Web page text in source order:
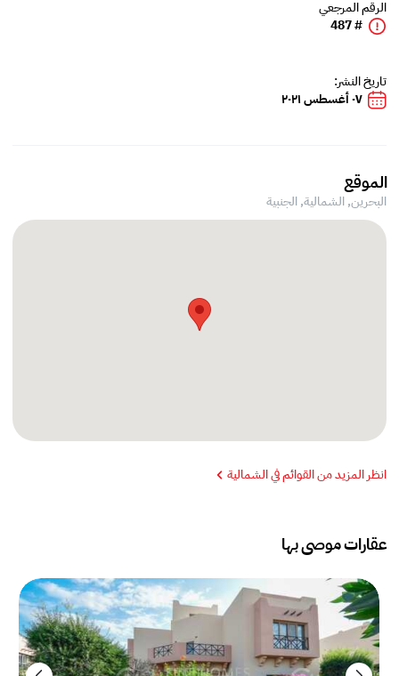
الرقم المرجعي
# 487
تاريخ النشر:
٠٧ أغسطس ٢٠٢١
الموقع
البحرين, الشمالية,الجنبية
انظر المزيد من القوائم في الشمالية
عقارات موصى بها